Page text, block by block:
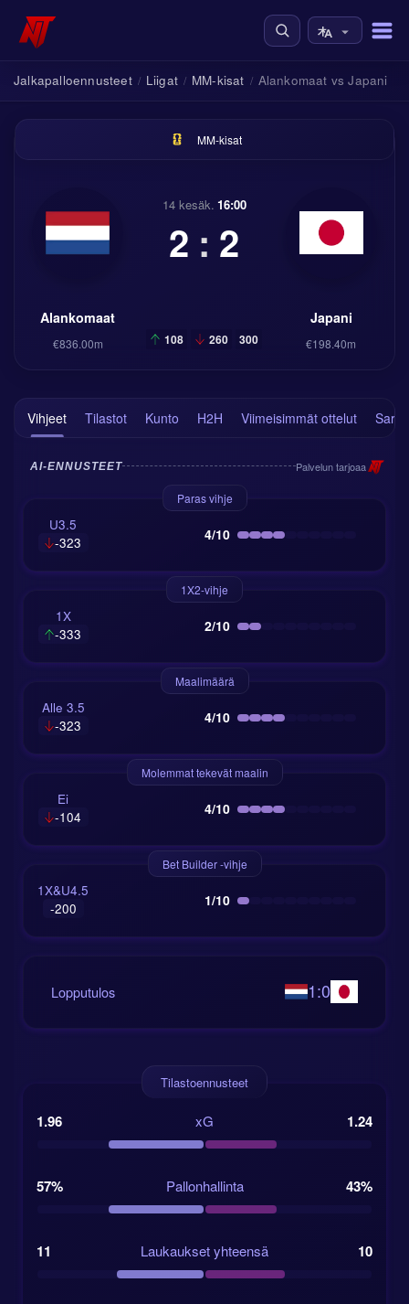
Jalkapalloennusteet / Liigat / MM-kisat / Alankomaat vs Japani
MM-kisat
Alankomaat
€836.00m
14 kesäk. 16:00
2 : 2
108 260 300
Japani
€198.40m
Vihjeet Tilastot Kunto H2H Viimeisimmät ottelut
AI-ENNUSTEET Palvelun tarjoaa
Paras vihje
U3.5
-323
4/10
1X2-vihje
1X
-333
2/10
Maalimäärä
Alle 3.5
-323
4/10
Molemmat tekevät maalin
Ei
-104
4/10
Bet Builder -vihje
1X&U4.5
-200
1/10
Lopputulos 1:0
Tilastoennusteet
1.96 xG 1.24
57% Pallonhallinta 43%
11 Laukaukset yhteensä 10